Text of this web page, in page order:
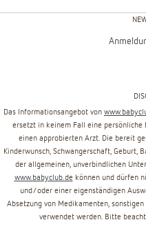
Das Informationsangebot von
ersetzt in keinem Fall eine persönliche
einen approbierten Arzt. Die bereit
Kinderwunsch, Schwangerschaft, Geburt,
der allgemeinen, unverbindlichen
www.babyclub.de können und dürfen
und/oder einer eigenständigen
Absetzung von Medikamenten,
verwendet werden. Bitte